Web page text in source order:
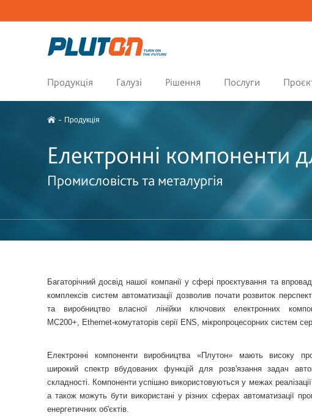
Продукція Галузі Рішення Послуги
Продукція
Електронні компоненти
Промисловість та металургія
Багаторічний досвід нашої компанії у сфері проєктування та
комплексів систем автоматизації дозволив почати розвиток
та виробництво власної лінійки ключових електронних
MC200+, Ethernet-комутаторів серії ENS, мікропроцесорних систем
Електронні компоненти виробництва «Плутон» мають високу
широкий спектр вбудованих функцій для розв'язання задач
складності. Компоненти успішно використовуються у межах
а також можуть бути використані у різних сферах автоматизації
енергетичних об'єктів.